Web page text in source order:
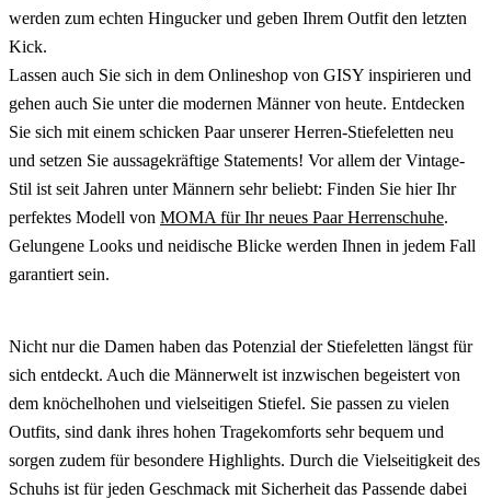
werden zum echten Hingucker und geben Ihrem Outfit den letzten
Kick.
Lassen auch Sie sich in dem Onlineshop von GISY inspirieren und
gehen auch Sie unter die modernen Männer von heute. Entdecken
Sie sich mit einem schicken Paar unserer Herren-Stiefeletten neu
und setzen Sie aussagekräftige Statements! Vor allem der Vintage-
Stil ist seit Jahren unter Männern sehr beliebt: Finden Sie hier Ihr
perfektes Modell von MOMA für Ihr neues Paar Herrenschuhe.
Gelungene Looks und neidische Blicke werden Ihnen in jedem Fall
garantiert sein.
Nicht nur die Damen haben das Potenzial der Stiefeletten längst für
sich entdeckt. Auch die Männerwelt ist inzwischen begeistert von
dem knöchelhohen und vielseitigen Stiefel. Sie passen zu vielen
Outfits, sind dank ihres hohen Tragekomforts sehr bequem und
sorgen zudem für besondere Highlights. Durch die Vielseitigkeit des
Schuhs ist für jeden Geschmack mit Sicherheit das Passende dabei